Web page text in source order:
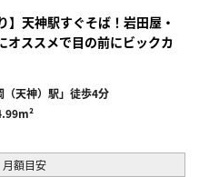
】天神駅すぐそば！岩田屋・
オススメで目の前にビックカ
天神）駅」徒歩4分
月額目安